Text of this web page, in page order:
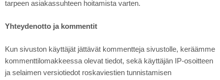
tarpeen asiakassuhteen hoitamista varten.
Yhteydenotto ja kommentit
Kun sivuston käyttäjät jättävät kommentteja sivustolle, keräämme
kommenttilomakkeessa olevat tiedot, sekä käyttäjän IP-osoitteen
ja selaimen versiotiedot roskaviestien tunnistamisen